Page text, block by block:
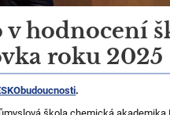
v hodnocení
roku 2025
.